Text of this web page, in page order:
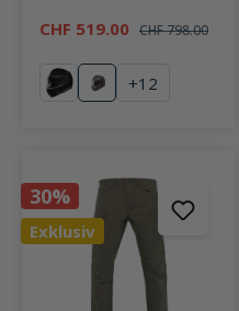
CHF 519.00 CHF 798.00
schwarzOmega Anthracite
+12
30%
Exklusiv